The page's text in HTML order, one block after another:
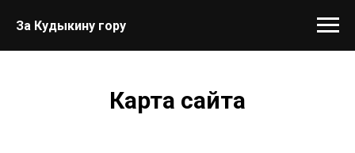
За Кудыкину гору
Карта сайта